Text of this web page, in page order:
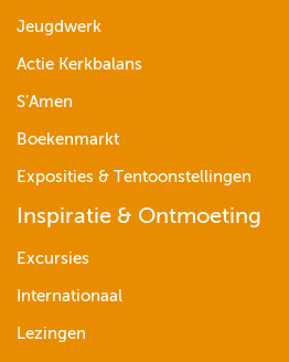
Jeugdwerk
Actie Kerkbalans
S’Amen
Boekenmarkt
Exposities & Tentoonstellingen
Inspiratie & Ontmoeting
Excursies
Internationaal
Lezingen